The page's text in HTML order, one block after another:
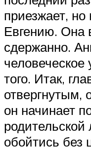
приезжает, но
Евгению. Она
сдержанно.
человеческое
того. Итак,
отвергнутым,
он начинает
обойтись без